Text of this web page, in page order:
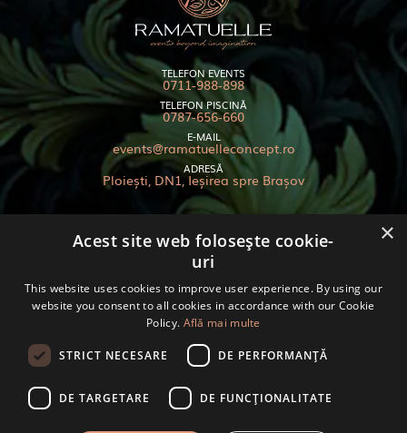
TELEFON EVENTS
0711-988-898
TELEFON PISCINĂ
0787-656-660
E-MAIL
events@ramatuelleconcept.ro
ADRESĂ
Ploiești, DN1, Ieșirea spre Brașov
Termeni și condiții
Politica de cookies
GDPR
Anpc
© 2024 RAMATUELLE - TOATE DREPTURILE REZERVATE
FII LA CURENT CU NOUTĂȚILE! ABONEAZĂ-TE LA NEWSLETTER!
×
Acest site web folosește cookie-
uri
This website uses cookies to improve user experience. By using our
website you consent to all cookies in accordance with our Cookie
Policy. Află mai multe
STRICT NECESARE DE PERFORMANȚĂ
DE TARGETARE DE FUNCŢIONALITATE